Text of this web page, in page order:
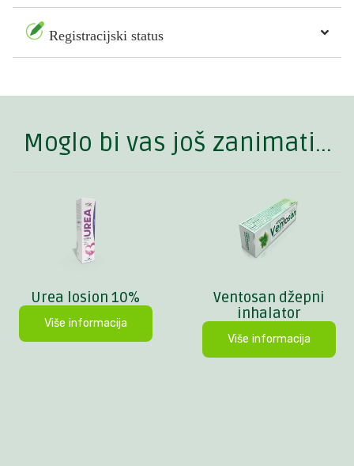
Registracijski status
Moglo bi vas još zanimati...
Urea losion 10%
Više informacija
Ventosan džepni
inhalator
Više informacija